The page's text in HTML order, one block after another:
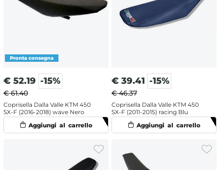
€ 52.19 -15%
€ 61.40
Coprisella Dalla Valle KTM 450
SX-F (2016-2018) wave Nero
€ 39.41 -15%
€ 46.37
Coprisella Dalla Valle KTM 450
SX-F (2011-2015) racing Blu